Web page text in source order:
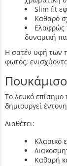
Slim fit
Καθαρό
Ελαφρώς
δυναμική
Η σατέν υφή των
φωτός,
Πουκάμισο
Το λευκό επίσημο
δημιουργεί
Διαθέτει:
Κλασικό
Καθαρή